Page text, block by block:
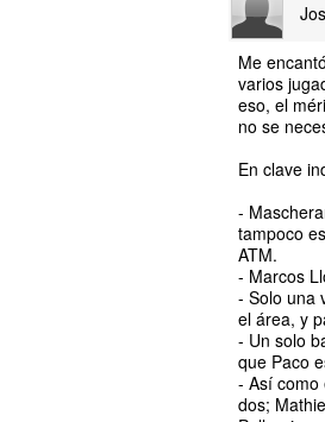
Me
varios
eso, el
no se
En clave
-
tampoco
ATM.
- Marcos
- Solo una
el área, y
- Un solo
que Paco
- Así como
dos;